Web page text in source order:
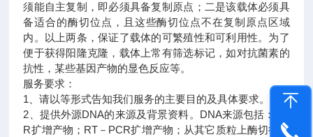
须能自主复制，即必须具备复制原点；二是该载体必须具
备适合的酶切位点，且这些酶切位点不在复制原点区域
内。以上两条，保证了载体的可繁殖性和可利用性。为了
便于获得阳隆克隆，载体上常有筛选标记，如对抗菌素的
抗性，某些基因产物的显色反应等。
服务要求：
1、请以等形式告知我们服务的主要目的及具体要求。
2、提供外源DNA的来源及背景资料。DNA来源包括：PC
R扩增产物；RT－PCR扩增产物；从其它质粒上酶切得到